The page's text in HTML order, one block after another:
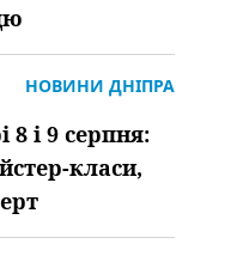
НОВИНИ ДНІПРА
8 і 9 серпня:
класи,